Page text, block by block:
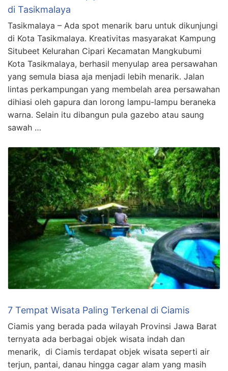
di Tasikmalaya
Tasikmalaya – Ada spot menarik baru untuk dikunjungi
di Kota Tasikmalaya. Kreativitas masyarakat Kampung
Situbeet Kelurahan Cipari Kecamatan Mangkubumi
Kota Tasikmalaya, berhasil menyulap area persawahan
yang semula biasa aja menjadi lebih menarik. Jalan
lintas perkampungan yang membelah area persawahan
dihiasi oleh gapura dan lorong lampu-lampu beraneka
warna. Selain itu dibangun pula gazebo atau saung
sawah …
7 Tempat Wisata Paling Terkenal di Ciamis
Ciamis yang berada pada wilayah Provinsi Jawa Barat
ternyata ada berbagai objek wisata indah dan
menarik, di Ciamis terdapat objek wisata seperti air
terjun, pantai, danau hingga cagar alam yang masih